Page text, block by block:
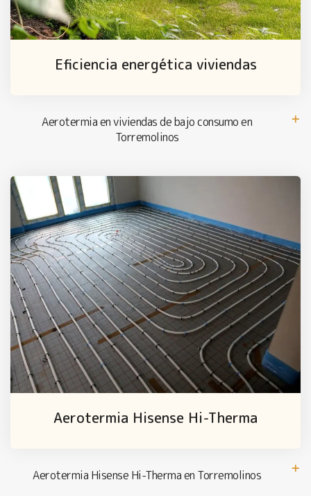
Eficiencia energética viviendas
Aerotermia en viviendas de bajo consumo en
Torremolinos
Aerotermia Hisense Hi-Therma
Aerotermia Hisense Hi-Therma en Torremolinos